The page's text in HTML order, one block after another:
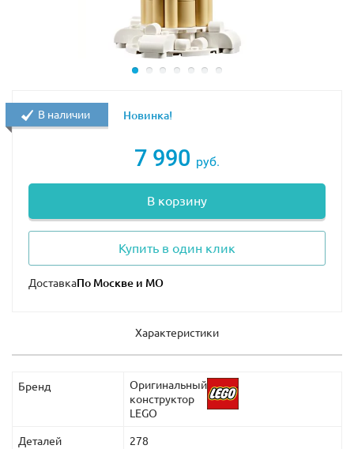
7 990 руб.
В корзину
Купить в один клик
Доставка
В наличии Новинка!
Характеристики
Бренд
Оригинальный
конструктор
LEGO
Деталей 278